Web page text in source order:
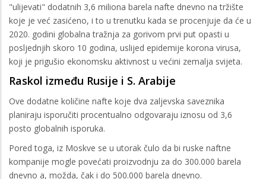
"ulijevati" dodatnih 3,6 miliona barela nafte dnevno na tržište
koje je već zasićeno, i to u trenutku kada se procenjuje da će u
2020. godini globalna tražnja za gorivom prvi put opasti u
posljednjih skoro 10 godina, uslijed epidemije korona virusa,
koji je prigušio ekonomsku aktivnost u većini zemalja svijeta.
Raskol između Rusije i S. Arabije
Ove dodatne količine nafte koje dva zaljevska saveznika
planiraju isporučiti procentualno odgovaraju iznosu od 3,6
posto globalnih isporuka.
Pored toga, iz Moskve se u utorak čulo da bi ruske naftne
kompanije mogle povećati proizvodnju za do 300.000 barela
dnevno a, možda, čak i do 500.000 barela dnevno.